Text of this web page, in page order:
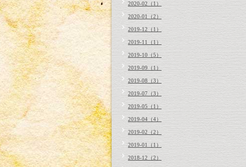
2020-02（1）
2020-01（2）
2019-12（1）
2019-11（1）
2019-10（5）
2019-09（1）
2019-08（3）
2019-07（3）
2019-05（1）
2019-04（4）
2019-02（2）
2019-01（1）
2018-12（2）